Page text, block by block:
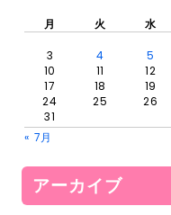
月
火 水
3
4 5
10
11 12
17
18 19
24
25 26
31
« 7月
アーカイブ